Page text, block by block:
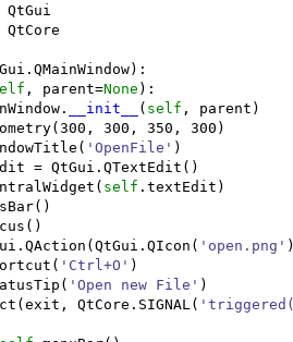
QtGui
QtCore
QMainWindow) :
, parent=None ) :
. __init__ ( self , parent )
(300 , 300 , 350 , 300 )
( 'OpenFile' )
= QtGui. QTextEdit ( )
( self . textEdit )
( )
( )
QAction (QtGui. QIcon ( 'open.png' )
( 'Ctrl+O' )
( 'Open new File' )
(exit, QtCore. SIGNAL (